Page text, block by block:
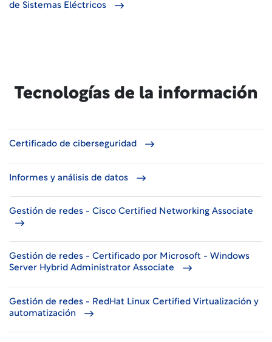
de Sistemas Eléctricos
Tecnologías de la información
Certificado de ciberseguridad
Informes y análisis de datos
Gestión de redes - Cisco Certified Networking Associate
Gestión de redes - Certificado por Microsoft - Windows
Server Hybrid Administrator Associate
Gestión de redes - RedHat Linux Certified Virtualización y
automatización